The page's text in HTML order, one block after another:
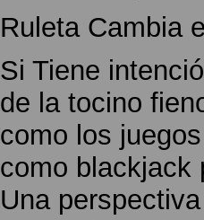
Ruleta Cambia
Si Tiene
de la tocino
como los
como blackjack
Una